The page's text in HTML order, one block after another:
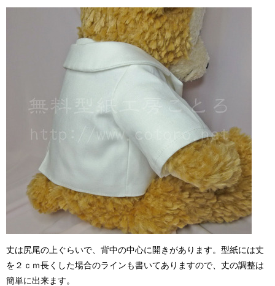
丈は尻尾の上ぐらいで、背中の中心に開きがあります。型紙には丈
を２ｃｍ長くした場合のラインも書いてありますので、丈の調整は
簡単に出来ます。